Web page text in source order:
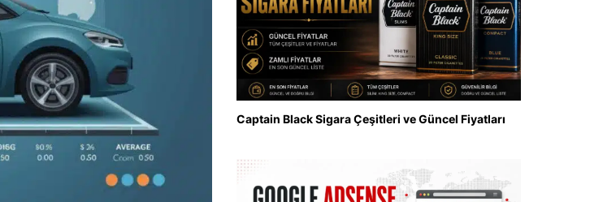
Captain Black Sigara Çeşitleri ve Güncel Fiyatları